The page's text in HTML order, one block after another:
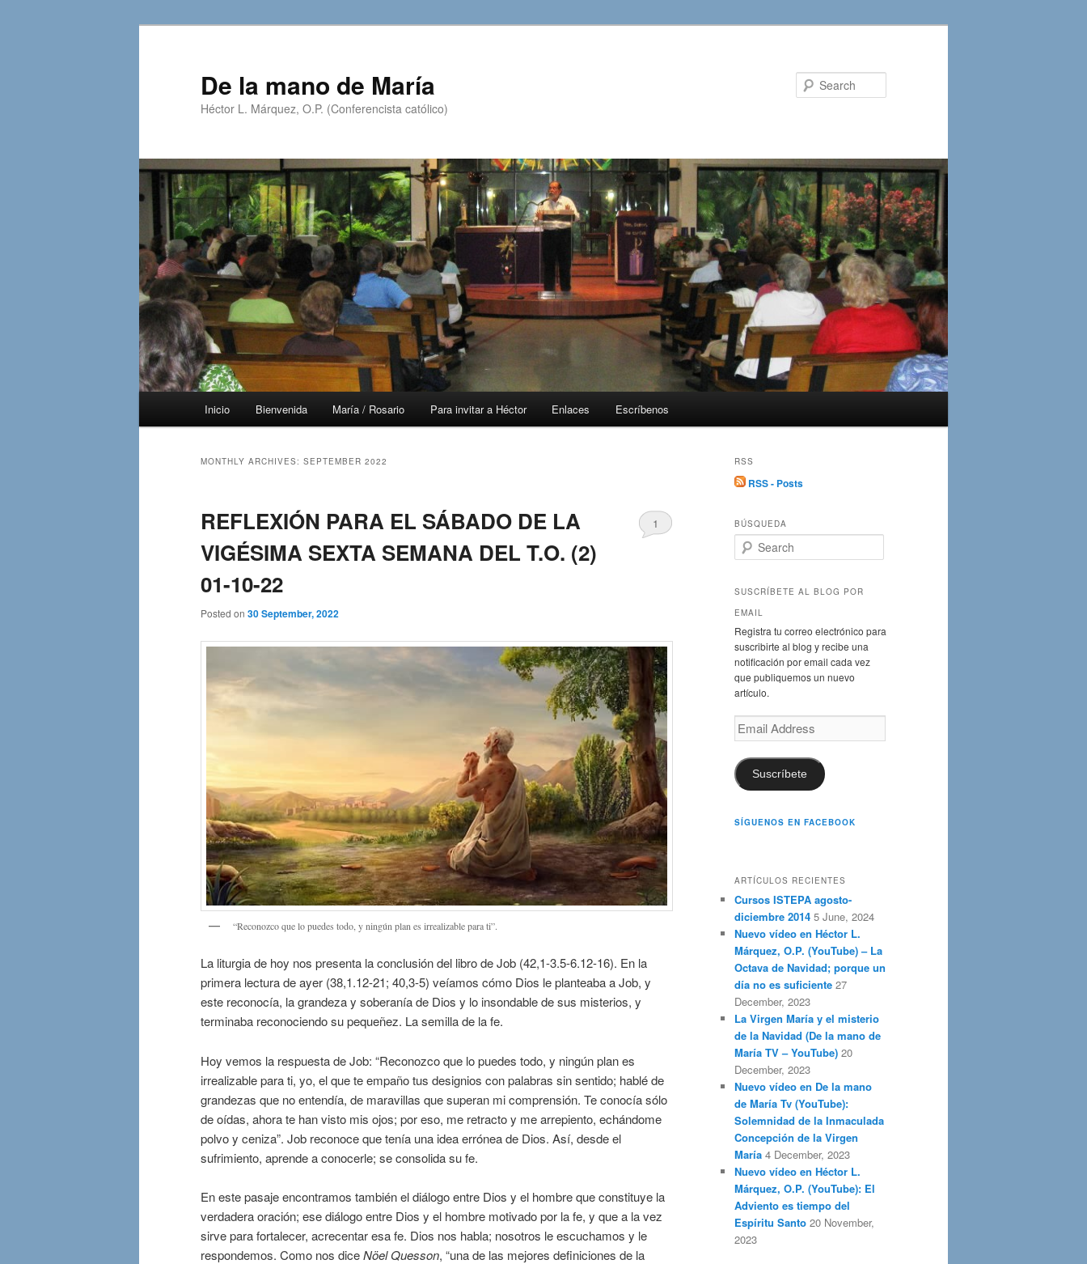
De la mano de María
Héctor L. Márquez, O.P. (Conferencista católico)
Inicio Bienvenida María / Rosario Para invitar a Héctor Enlaces Escríbenos
MONTHLY ARCHIVES: SEPTEMBER 2022
REFLEXIÓN PARA EL SÁBADO DE LA
VIGÉSIMA SEXTA SEMANA DEL T.O. (2)
01-10-22
Posted on 30 September, 2022
1
“Reconozco que lo puedes todo, y ningún plan es irrealizable para ti”.
La liturgia de hoy nos presenta la conclusión del libro de Job (42,1-3.5-6.12-16). En la
primera lectura de ayer (38,1.12-21; 40,3-5) veíamos cómo Dios le planteaba a Job, y
este reconocía, la grandeza y soberanía de Dios y lo insondable de sus misterios, y
terminaba reconociendo su pequeñez. La semilla de la fe.
Hoy vemos la respuesta de Job: “Reconozco que lo puedes todo, y ningún plan es
irrealizable para ti, yo, el que te empaño tus designios con palabras sin sentido; hablé de
grandezas que no entendía, de maravillas que superan mi comprensión. Te conocía sólo
de oídas, ahora te han visto mis ojos; por eso, me retracto y me arrepiento, echándome
polvo y ceniza”. Job reconoce que tenía una idea errónea de Dios. Así, desde el
sufrimiento, aprende a conocerle; se consolida su fe.
En este pasaje encontramos también el diálogo entre Dios y el hombre que constituye la
verdadera oración; ese diálogo entre Dios y el hombre motivado por la fe, y que a la vez
sirve para fortalecer, acrecentar esa fe. Dios nos habla; nosotros le escuchamos y le
respondemos. Como nos diceNöel Quesson, “una de las mejores definiciones de la
RSS
RSS - Posts
BÚSQUEDA
e
r
h
SUSCRÍBETE AL BLOG POR
EMAIL
Registra tu correo electrónico para
suscribirte al blog y recibe una
notificación por email cada vez
que publiquemos un nuevo
artículo.
Email
Address
Suscríbete
SÍGUENOS EN FACEBOOK
ARTÍCULOS RECIENTES
Cursos ISTEPA agosto-
diciembre 2014 5 June, 2024
Nuevo vídeo en Héctor L.
Márquez, O.P. (YouTube) – La
Octava de Navidad; porque un
día no es suficiente 27
December, 2023
La Virgen María y el misterio
de la Navidad (De la mano de
María TV – YouTube) 20
December, 2023
Nuevo vídeo en De la mano
de María Tv (YouTube):
Solemnidad de la Inmaculada
Concepción de la Virgen
María 4 December, 2023
Nuevo vídeo en Héctor L.
Márquez, O.P. (YouTube): El
Adviento es tiempo del
Espíritu Santo 20 November,
2023